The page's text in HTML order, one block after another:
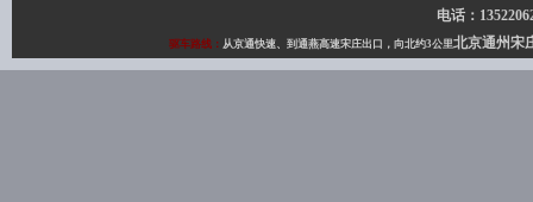
电话：
驱车路线： 从京通快速、到通燕高速宋庄出口，向北约3公里北京通州宋